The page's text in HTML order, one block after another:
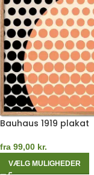
Bauhaus 1919 plakat
fra 99,00 kr.
VÆLG MULIGHEDER